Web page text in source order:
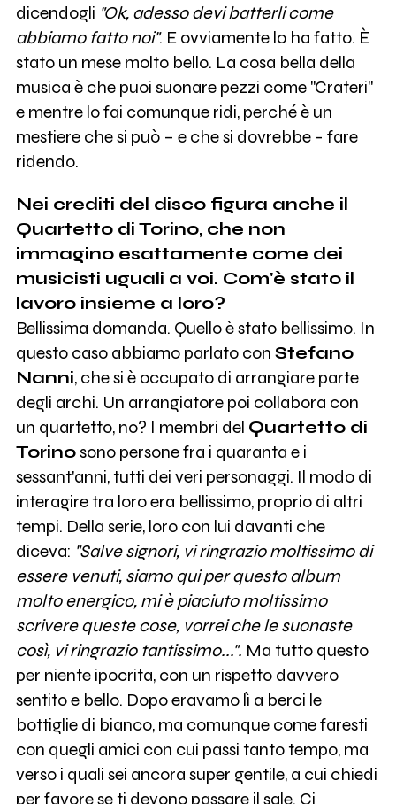
dicendogli "Ok, adesso devi batterli come
abbiamo fatto noi". E ovviamente lo ha fatto. È
stato un mese molto bello. La cosa bella della
musica è che puoi suonare pezzi come "Crateri"
e mentre lo fai comunque ridi, perché è un
mestiere che si può – e che si dovrebbe - fare
ridendo.
Nei crediti del disco figura anche il
Quartetto di Torino, che non
immagino esattamente come dei
musicisti uguali a voi. Com'è stato il
lavoro insieme a loro?
Bellissima domanda. Quello è stato bellissimo. In
questo caso abbiamo parlato con Stefano
Nanni, che si è occupato di arrangiare parte
degli archi. Un arrangiatore poi collabora con
un quartetto, no? I membri del Quartetto di
Torinosono persone fra i quaranta e i
sessant'anni, tutti dei veri personaggi. Il modo di
interagire tra loro era bellissimo, proprio di altri
tempi. Della serie, loro con lui davanti che
diceva: "Salve signori, vi ringrazio moltissimo di
essere venuti, siamo qui per questo album
molto energico, mi è piaciuto moltissimo
scrivere queste cose, vorrei che le suonaste
così, vi ringrazio tantissimo...". Ma tutto questo
per niente ipocrita, con un rispetto davvero
sentito e bello. Dopo eravamo lì a berci le
bottiglie di bianco, ma comunque come faresti
con quegli amici con cui passi tanto tempo, ma
verso i quali sei ancora super gentile, a cui chiedi
per favore se ti devono passare il sale. Ci